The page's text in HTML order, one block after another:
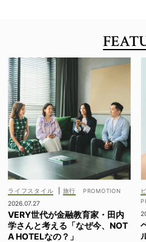
ライフスタイル
旅行
2026.07.27
VERY世代が金融教育家・田内
学さんと考える「なぜ今、NOT
A HOTELなの？」